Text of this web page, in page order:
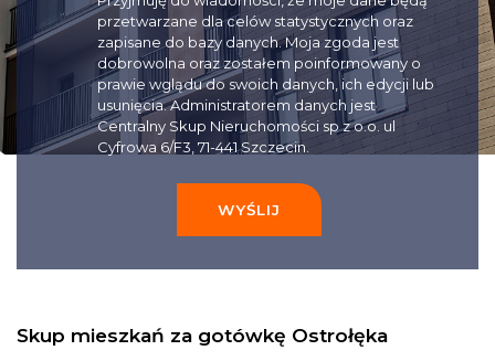
przetwarzane dla celów statystycznych oraz
zapisane do bazy danych. Moja zgoda jest
dobrowolna oraz zostałem poinformowany o
prawie wglądu do swoich danych, ich edycji lub
usunięcia. Administratorem danych jest
Centralny Skup Nieruchomości sp z o.o. ul
Cyfrowa 6/F3, 71-441 Szczecin.
WYŚLIJ
Skup mieszkań za gotówkę Ostrołęka